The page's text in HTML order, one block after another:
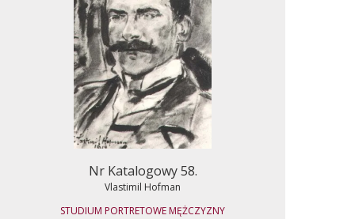
Nr Katalogowy 58.
Vlastimil Hofman
STUDIUM PORTRETOWE MĘŻCZYZNY